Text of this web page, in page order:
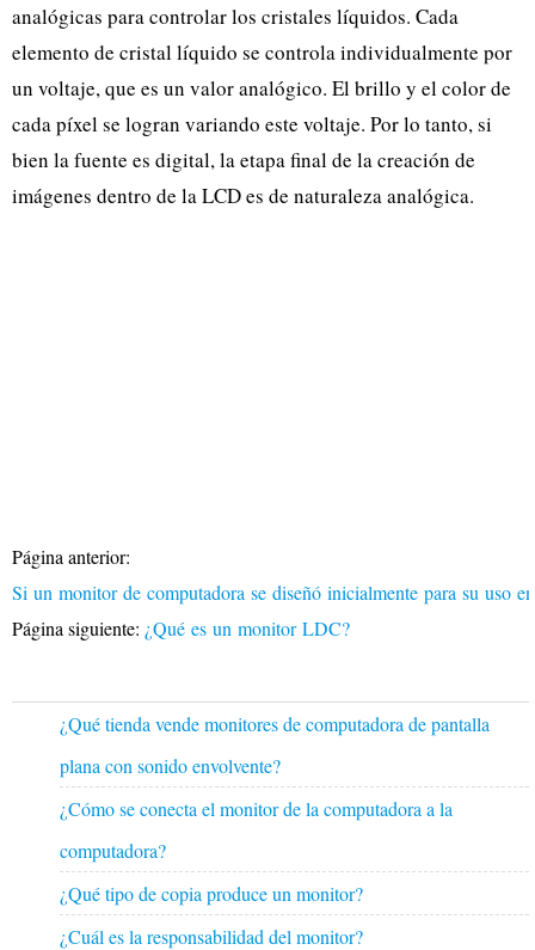
analógicas para controlar los cristales líquidos. Cada
elemento de cristal líquido se controla individualmente por
un voltaje, que es un valor analógico. El brillo y el color de
cada píxel se logran variando este voltaje. Por lo tanto, si
bien la fuente es digital, la etapa final de la creación de
imágenes dentro de la LCD es de naturaleza analógica.
Página anterior:
Si un monitor de computadora se diseñó inicialmente para su
Página siguiente: ¿Qué es un monitor LDC?
¿Qué tienda vende monitores de computadora de pantalla
plana con sonido envolvente?
¿Cómo se conecta el monitor de la computadora a la
computadora?
¿Qué tipo de copia produce un monitor?
¿Cuál es la responsabilidad del monitor?